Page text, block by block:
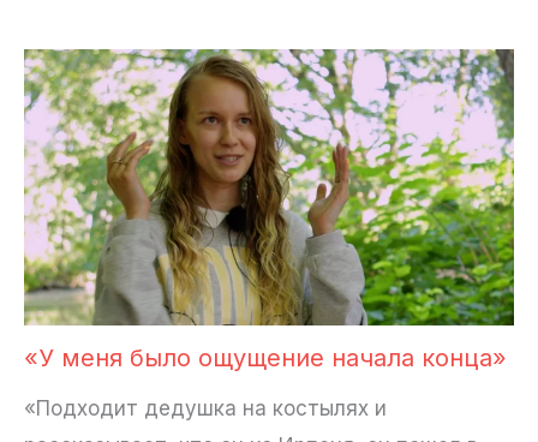
«У меня было ощущение начала конца»
«Подходит дедушка на костылях и